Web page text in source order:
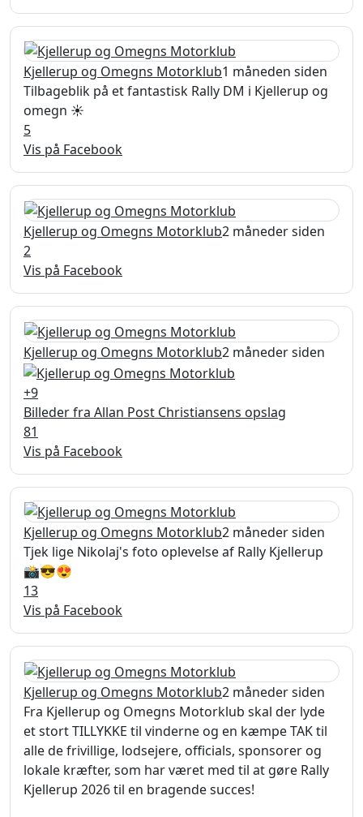
Kjellerup og Omegns Motorklub1 måneden siden
Tilbageblik på et fantastisk Rally DM i Kjellerup og
omegn ☀️
5
Vis på Facebook
Kjellerup og Omegns Motorklub2 måneder siden
2
Vis på Facebook
Kjellerup og Omegns Motorklub2 måneder siden
+9
Billeder fra Allan Post Christiansens opslag
81
Vis på Facebook
Kjellerup og Omegns Motorklub2 måneder siden
Tjek lige Nikolaj's foto oplevelse af Rally Kjellerup
📸😎😍
13
Vis på Facebook
Kjellerup og Omegns Motorklub2 måneder siden
Fra Kjellerup og Omegns Motorklub skal der lyde
et stort TILLYKKE til vinderne og en kæmpe TAK til
alle de frivillige, lodsejere, officials, sponsorer og
lokale kræfter, som har været med til at gøre Rally
Kjellerup 2026 til en bragende succes!